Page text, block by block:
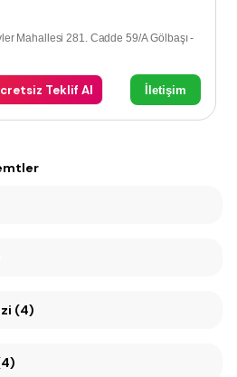
Mahallesi 281. Cadde 59/A Gölbaşı -
Teklif Al İletişim
(4)